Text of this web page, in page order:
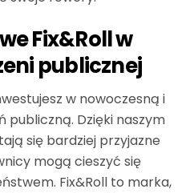
Fix&Roll w
publicznej
w nowoczesną i
Dzięki naszym
się bardziej przyjazne
mogą cieszyć się
Fix&Roll to marka,